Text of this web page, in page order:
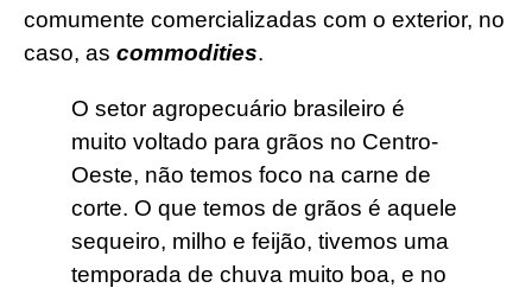
comumente comercializadas com o exterior, no
caso, as commodities.
O setor agropecuário brasileiro é
muito voltado para grãos no Centro-
Oeste, não temos foco na carne de
corte. O que temos de grãos é aquele
sequeiro, milho e feijão, tivemos uma
temporada de chuva muito boa, e no